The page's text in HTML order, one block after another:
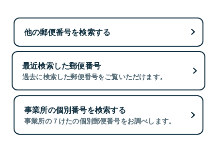
他の郵便番号を検索する
最近検索した郵便番号
過去に検索した郵便番号をご覧いただけます。
事業所の個別番号を検索する
事業所の７けたの個別郵便番号をお調べします。